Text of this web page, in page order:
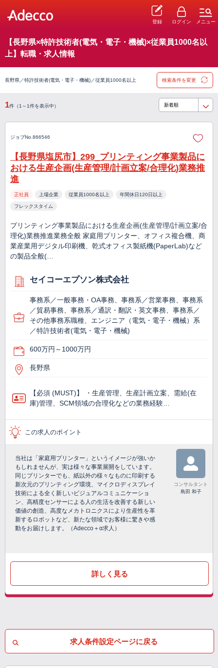
登録 ログイン メニュー
【長野県×特許技術者(電気・電子・機械)×従業員1000名以
上】転職・求人情報
長野県／特許技術者(電気・電子・機械)／従業員1000名以上 検索条件を変更
1件（1～1件を表示中）
ジョブNo.866546
【長野県塩尻市】299_プリンティング事業製品に
おける生産企画(生産管理/計画立案/合理化)業務推
進
正社員 上場企業 従業員1000名以上 年間休日120日以上
フレックスタイム
プリンティング事業製品における生産企画(生産管理/計画立案/合
理化)業務推進業務全般 家庭用プリンター、オフィス複合機、商
業産業用デジタル印刷機、乾式オフィス製紙機(PaperLab)など
の製品全般(…
セイコーエプソン株式会社
事務系／一般事務・OA事務、事務系／営業事務、事務系
／貿易事務、事務系／通訳・翻訳・英文事務、事務系／
その他事務系職種、エンジニア（電気・電子・機械）系
／特許技術者(電気・電子・機械)
600万円～1000万円
長野県
【必須 (MUST)】 ・生産管理、生産計画立案、需給(在
庫)管理、SCM領域の合理化などの業務経験…
この求人のポイント
当社は「家庭用プリンター」というイメージが強いか
もしれませんが、実は様々な事業展開をしています。
同じプリンターでも、紙以外の様々なものに印刷する
新次元のプリンティング環境、マイクロディスプレイ
技術による全く新しいビジュアルコミュニケーショ
ン、高精度センサーによる人の生活を改善する新しい
価値の創造、高度なメカトロニクスにより生産性を革
新するロボットなど、新たな領域でお客様に驚きや感
動をお届けします。（Adecco＋α求人）
コンサルタント
島田 和子
詳しく見る
求人条件設定ページに戻る